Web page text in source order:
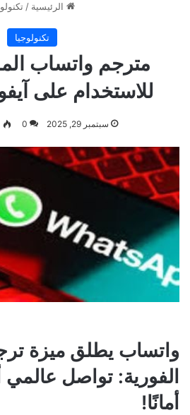
الرئيسية /
تكنولوجيا
مترجم واتساب
للاستخدام على
سبتمبر 29, 2025 0
واتساب يطلق ميزة
الفورية: تواصل عالمي
أمانًا!